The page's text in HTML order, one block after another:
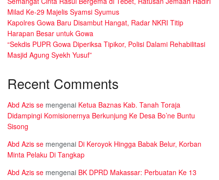
Milad Ke-29 Majelis Syamsi Syumus
Kapolres Gowa Baru Disambut Hangat, Radar NKRI Titip
Harapan Besar untuk Gowa
“Sekdis PUPR Gowa Diperiksa Tipikor, Polisi Dalami Rehabilitasi
Masjid Agung Syekh Yusuf”
Recent Comments
Abd Azis se mengenai Ketua Baznas Kab. Tanah Toraja
Didampingi Komisionernya Berkunjung Ke Desa Bo’ne Buntu
Sisong
Abd Azis se mengenai Di Keroyok Hingga Babak Belur, Korban
Minta Pelaku Di Tangkap
Abd Azis se mengenai BK DPRD Makassar: Perbuatan Ke 13